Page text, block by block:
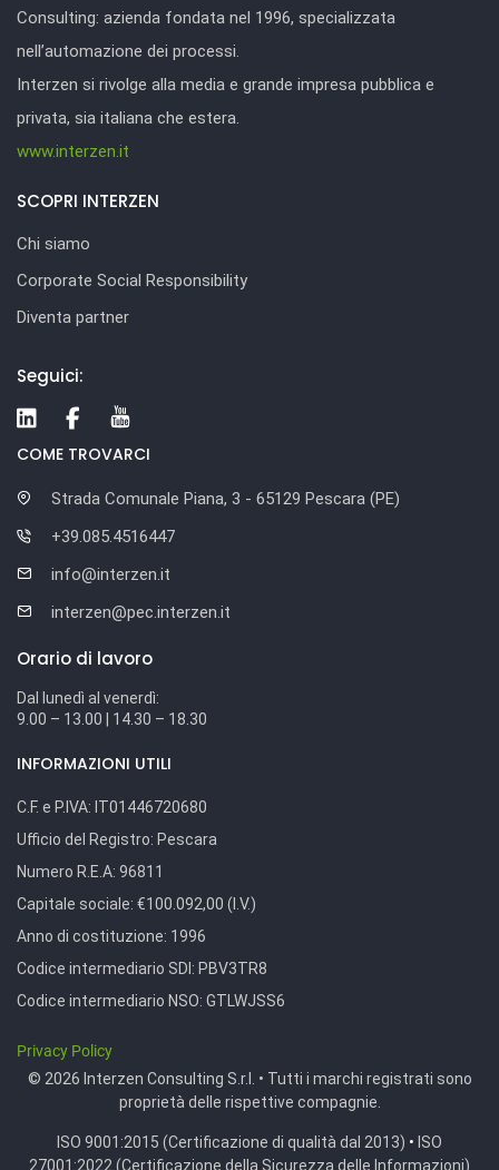
Consulting: azienda fondata nel 1996, specializzata
nell’automazione dei processi.
Interzen si rivolge alla media e grande impresa pubblica e
privata, sia italiana che estera.
www.interzen.it
SCOPRI INTERZEN
Chi siamo
Corporate Social Responsibility
Diventa partner
Seguici:
COME TROVARCI
Strada Comunale Piana, 3 - 65129 Pescara (PE)
+39.085.4516447
info@interzen.it
interzen@pec.interzen.it
Orario di lavoro
Dal lunedì al venerdì:
9.00 – 13.00 | 14.30 – 18.30
INFORMAZIONI UTILI
C.F. e P.IVA: IT01446720680
Ufficio del Registro: Pescara
Numero R.E.A: 96811
Capitale sociale: €100.092,00 (I.V.)
Anno di costituzione: 1996
Codice intermediario SDI: PBV3TR8
Codice intermediario NSO: GTLWJSS6
Privacy Policy
© 2026 Interzen Consulting S.r.l. • Tutti i marchi registrati sono
proprietà delle rispettive compagnie.
ISO 9001:2015 (Certificazione di qualità dal 2013) • ISO
27001:2022 (Certificazione della Sicurezza delle Informazioni)